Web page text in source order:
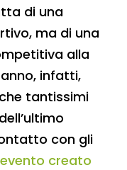
di una
ma di una
alla
infatti,
tantissimi
con gli
creato